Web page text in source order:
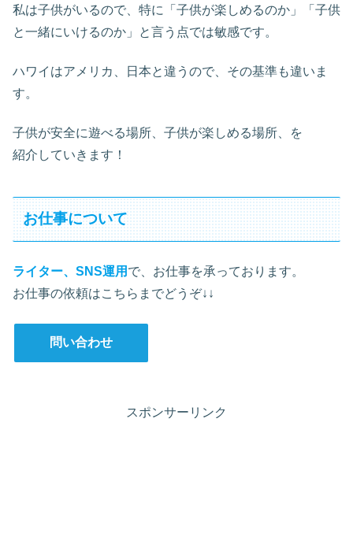
私は子供がいるので、特に「子供が楽しめるのか」「子供
と一緒にいけるのか」と言う点では敏感です。
ハワイはアメリカ、日本と違うので、その基準も違いま
す。
子供が安全に遊べる場所、子供が楽しめる場所、を
紹介していきます！
お仕事について
ライター、SNS運用 で、お仕事を承っております。
お仕事の依頼はこちらまでどうぞ↓↓
問い合わせ
スポンサーリンク